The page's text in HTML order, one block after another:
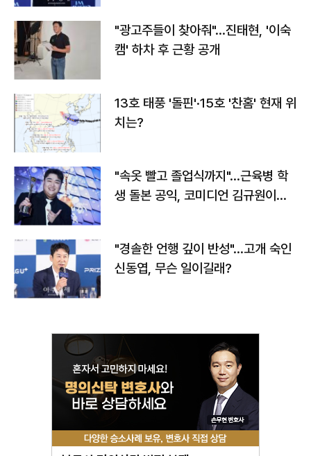
"광고주들이 찾아줘"…진태현, '이숙
캠' 하차 후 근황 공개
13호 태풍 '돌핀'·15호 '찬홈' 현재 위
치는?
"속옷 빨고 졸업식까지"…근육병 학
생 돌본 공익, 코미디언 김규원이었
"경솔한 언행 깊이 반성"…고개 숙인
신동엽, 무슨 일이길래?